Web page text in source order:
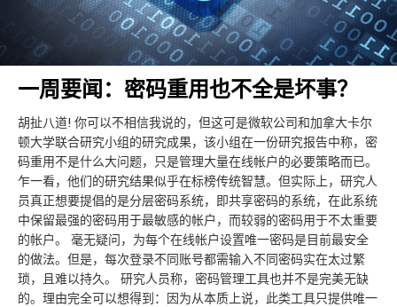
一周要闻：密码重用也不全是坏事？
胡扯八道! 你可以不相信我说的，但这可是微软公司和加拿大卡尔
顿大学联合研究小组的研究成果，该小组在一份研究报告中称，密
码重用不是什么大问题，只是管理大量在线帐户的必要策略而已。
乍一看，他们的研究结果似乎在标榜传统智慧。但实际上，研究人
员真正想要提倡的是分层密码系统，即共享密码的系统，在此系统
中保留最强的密码用于最敏感的帐户，而较弱的密码用于不太重要
的帐户。 毫无疑问，为每个在线帐户设置唯一密码是目前最安全
的做法。但是，每次登录不同账号都需输入不同密码实在太过繁
琐，且难以持久。 研究人员称，密码管理工具也并不是完美无缺
的。理由完全可以想得到：因为从本质上说，此类工具只提供唯一